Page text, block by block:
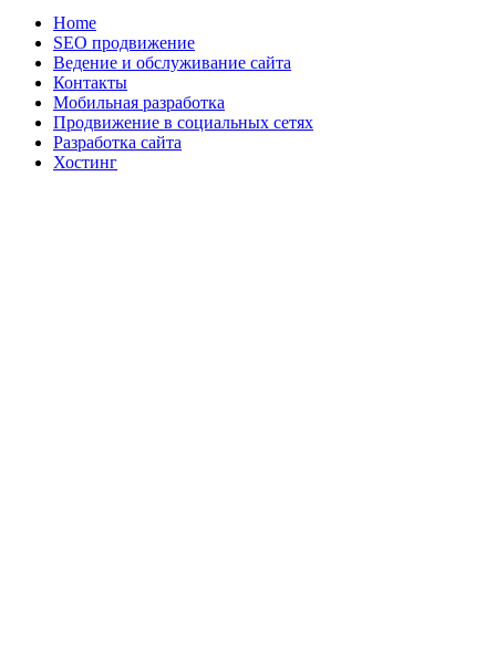
Home
SEO продвижение
Ведение и обслуживание сайта
Контакты
Мобильная разработка
Продвижение в социальных сетях
Разработка сайта
Хостинг